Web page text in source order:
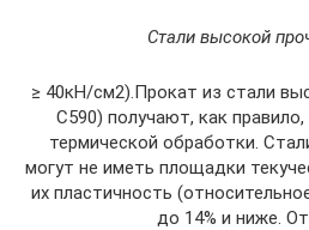
Стали высокой
≥ 40кН/см2).Прокат из стали
С590) получают, как правило,
термической обработки.
могут не иметь площадки
их пластичность
до 14% и ниже.